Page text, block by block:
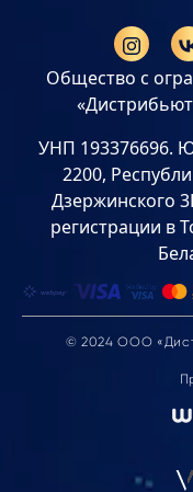
Общество с
УНП 193376696.
2200,
Дзержинского
регистрации в
© 2024 ООО